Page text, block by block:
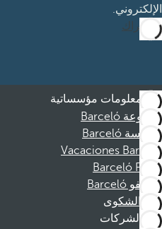
الإلكتروني.
الاشتراك
معلومات مؤسساتية
مجموعة Barceló
مؤسسة Barceló
Vacaciones Barceló
Barceló Films
موظفو Barceló
قناة الشكوى
الشركات